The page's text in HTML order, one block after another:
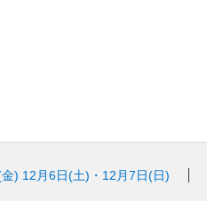
) 12月6日(土)・12月7日(日)